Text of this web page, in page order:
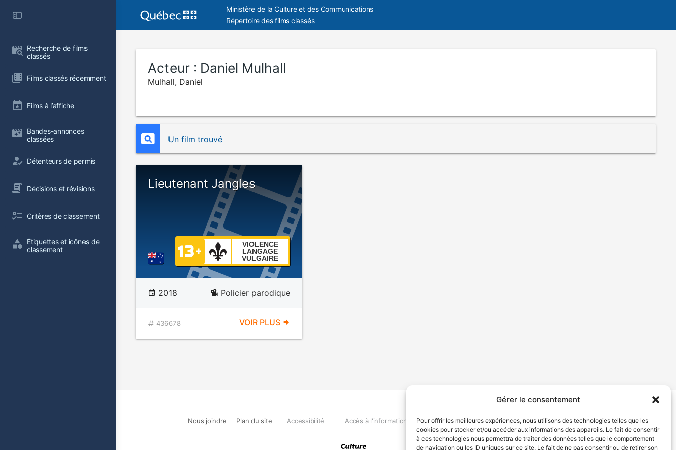
Gérer le consentement
Pour offrir les meilleures expériences, nous utilisons des technologies telles que les
cookies pour stocker et/ou accéder aux informations des appareils. Le fait de consentir
à ces technologies nous permettra de traiter des données telles que le comportement
de navigation ou les ID uniques sur ce site. Le fait de ne pas consentir ou de retirer son
Recherche de films
classés
Films classés récemment
Films à l’affiche
Bandes-annonces
classées
Détenteurs de permis
Décisions et révisions
Critères de classement
Étiquettes et icônes de
classement
Ministère de la Culture et des Communications
Répertoire des films classés
Acteur : Daniel Mulhall
Mulhall, Daniel
Un film trouvé
Lieutenant Jangles
VIOLENCE
LANGAGE
VULGAIRE
2018 Policier parodique
436678 VOIR PLUS
Nous joindre Plan du site Accessibilité Accès à l'information Déclaration de services Politique de confidentialité